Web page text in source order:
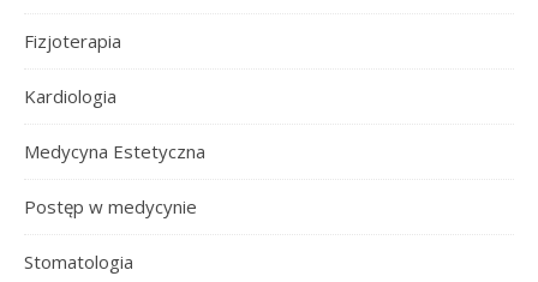
Fizjoterapia
Kardiologia
Medycyna Estetyczna
Postęp w medycynie
Stomatologia